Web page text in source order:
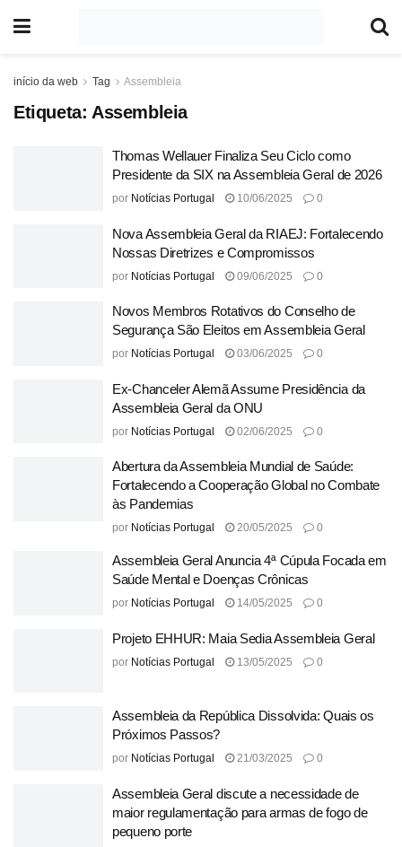
início da web Tag Assembleia
Etiqueta: Assembleia
Thomas Wellauer Finaliza Seu Ciclo como
Presidente da SIX na Assembleia Geral de 2026
por Notícias Portugal 10/06/2025 0
Nova Assembleia Geral da RIAEJ: Fortalecendo
Nossas Diretrizes e Compromissos
por Notícias Portugal 09/06/2025 0
Novos Membros Rotativos do Conselho de
Segurança São Eleitos em Assembleia Geral
por Notícias Portugal 03/06/2025 0
Ex-Chanceler Alemã Assume Presidência da
Assembleia Geral da ONU
por Notícias Portugal 02/06/2025 0
Abertura da Assembleia Mundial de Saúde:
Fortalecendo a Cooperação Global no Combate
às Pandemias
por Notícias Portugal 20/05/2025 0
Assembleia Geral Anuncia 4ª Cúpula Focada em
Saúde Mental e Doenças Crônicas
por Notícias Portugal 14/05/2025 0
Projeto EHHUR: Maia Sedia Assembleia Geral
por Notícias Portugal 13/05/2025 0
Assembleia da República Dissolvida: Quais os
Próximos Passos?
por Notícias Portugal 21/03/2025 0
Assembleia Geral discute a necessidade de
maior regulamentação para armas de fogo de
pequeno porte